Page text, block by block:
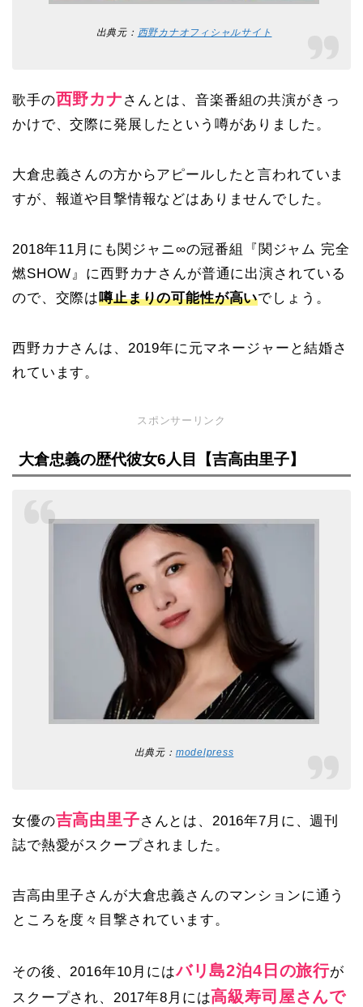
出典元： 西野カナオフィシャルサイト
歌手の西野カナ さんとは、音楽番組の共演がきっ
かけで、交際に発展したという噂がありました。
大倉忠義さんの方からアピールしたと言われていま
すが、報道や目撃情報などはありませんでした。
2018年11月にも関ジャニ∞の冠番組『関ジャム 完全
燃SHOW』に西野カナさんが普通に出演されている
ので、交際は噂止まりの可能性が高いでしょう。
西野カナさんは、2019年に元マネージャーと結婚さ
れています。
スポンサーリンク
大倉忠義の歴代彼女6人目【吉高由里子】
出典元： modelpress
女優の吉高由里子さんとは、2016年7月に、週刊
誌で熱愛がスクープされました。
吉高由里子さんが大倉忠義さんのマンションに通う
ところを度々目撃されています。
その後、2016年10月にはバリ島2泊4日の旅行が
スクープされ、2017年8月には高級寿司屋さんで